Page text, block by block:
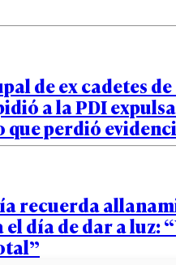
de ex cadetes
a la PDI
perdió
recuerda
día de dar a luz: